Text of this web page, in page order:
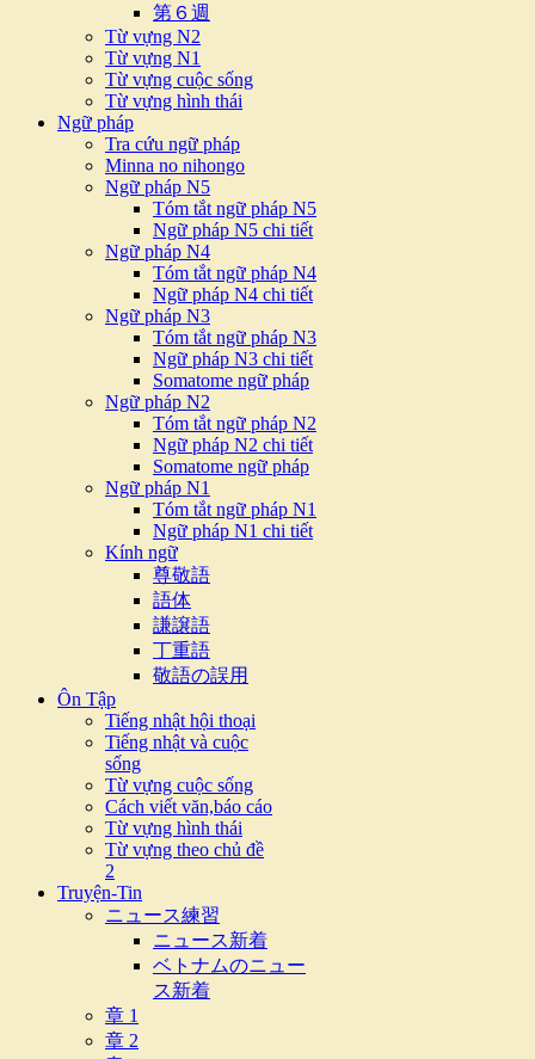
第６週
Từ vựng N2
Từ vựng N1
Từ vựng cuộc sống
Từ vựng hình thái
Ngữ pháp
Tra cứu ngữ pháp
Minna no nihongo
Ngữ pháp N5
Tóm tắt ngữ pháp N5
Ngữ pháp N5 chi tiết
Ngữ pháp N4
Tóm tắt ngữ pháp N4
Ngữ pháp N4 chi tiết
Ngữ pháp N3
Tóm tắt ngữ pháp N3
Ngữ pháp N3 chi tiết
Somatome ngữ pháp
Ngữ pháp N2
Tóm tắt ngữ pháp N2
Ngữ pháp N2 chi tiết
Somatome ngữ pháp
Ngữ pháp N1
Tóm tắt ngữ pháp N1
Ngữ pháp N1 chi tiết
Kính ngữ
尊敬語
語体
謙譲語
丁重語
敬語の誤用
Ôn Tập
Tiếng nhật hội thoại
Tiếng nhật và cuộc
sống
Từ vựng cuộc sống
Cách viết văn,báo cáo
Từ vựng hình thái
Từ vựng theo chủ đề
2
Truyện-Tin
ニュース練習
ニュース新着
ベトナムのニュー
ス新着
章 1
章 2